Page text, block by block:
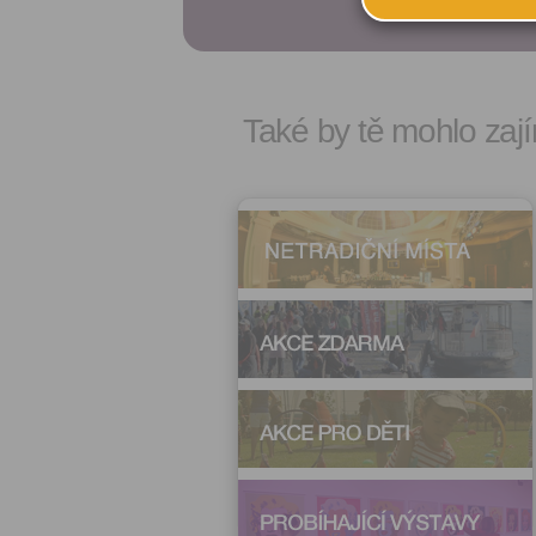
Také by tě mohlo